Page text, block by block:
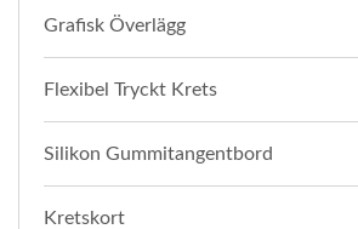
Grafisk Överlägg
Flexibel Tryckt Krets
Silikon Gummitangentbord
Kretskort